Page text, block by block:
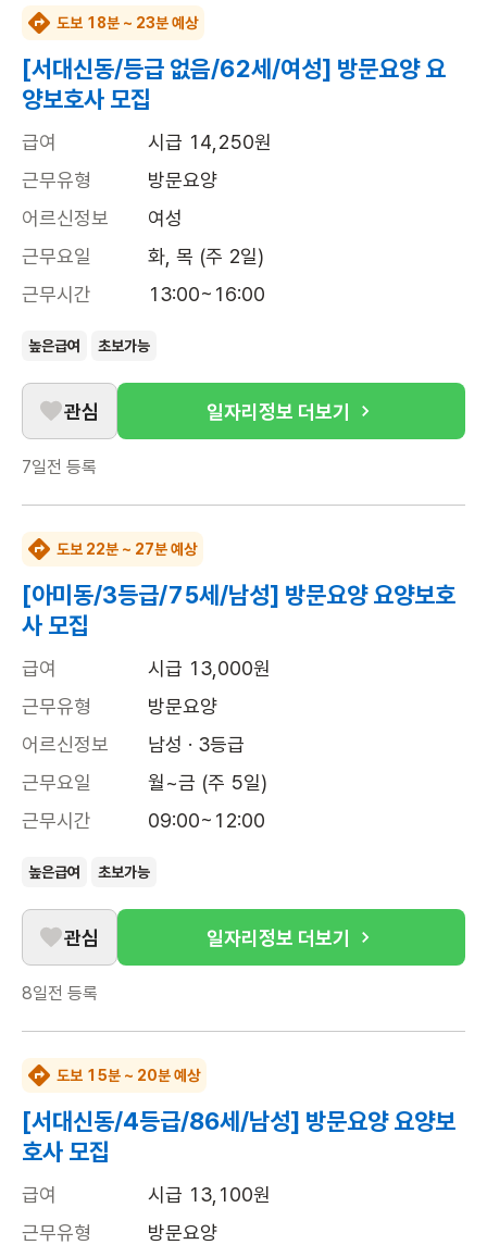
도보 18분 ~ 23분 예상
[서대신동/등급 없음/62세/여성] 방문요양 요
양보호사 모집
급여
시급 14,250원
근무유형
방문요양
어르신정보
여성
근무요일
화, 목 (주 2일)
근무시간
13:00~16:00
높은급여 초보가능
관심 일자리정보 더보기
7일전 등록
도보 22분 ~ 27분 예상
[아미동/3등급/75세/남성] 방문요양 요양보호
사 모집
급여
시급 13,000원
근무유형
방문요양
어르신정보
남성 · 3등급
근무요일
월~금 (주 5일)
근무시간
09:00~12:00
높은급여 초보가능
관심 일자리정보 더보기
8일전 등록
도보 15분 ~ 20분 예상
[서대신동/4등급/86세/남성] 방문요양 요양보
호사 모집
급여
시급 13,100원
근무유형
방문요양